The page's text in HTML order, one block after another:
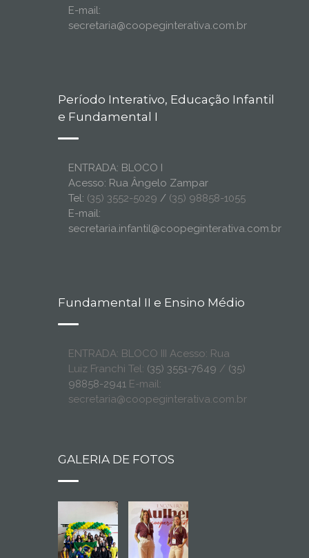
E-mail:
secretaria@coopeginterativa.com.br
Período Interativo, Educação Infantil
e Fundamental I
ENTRADA: BLOCO I
Acesso: Rua Ângelo Zampar
Tel: (35) 3552-5029 / (35) 98858-1055
E-mail:
secretaria.infantil@coopeginterativa.com.br
Fundamental II e Ensino Médio
ENTRADA: BLOCO III Acesso: Rua
Luiz Franchi Tel: (35) 3551-7649 / (35)
98858-2941 E-mail:
secretaria@coopeginterativa.com.br
GALERIA DE FOTOS